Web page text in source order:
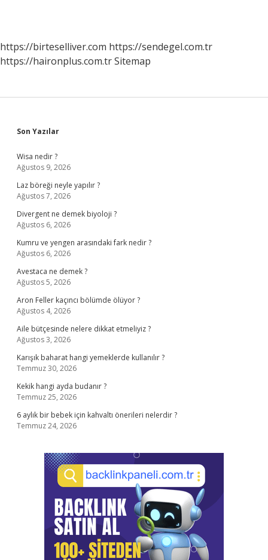
https://birteselliver.com https://sendegel.com.tr
https://haironplus.com.trSitemap
Sidebar
Son Yazılar
Wisa nedir ?
Ağustos 9, 2026
Laz böreği neyle yapılır ?
Ağustos 7, 2026
Divergent ne demek biyoloji ?
Ağustos 6, 2026
Kumru ve yengen arasındaki fark nedir ?
Ağustos 6, 2026
Avestaca ne demek ?
Ağustos 5, 2026
Aron Feller kaçıncı bölümde ölüyor ?
Ağustos 4, 2026
Aile bütçesinde nelere dikkat etmeliyiz ?
Ağustos 3, 2026
Karışık baharat hangi yemeklerde kullanılır ?
Temmuz 30, 2026
Kekik hangi ayda budanır ?
Temmuz 25, 2026
6 aylık bir bebek için kahvaltı önerileri nelerdir ?
Temmuz 24, 2026